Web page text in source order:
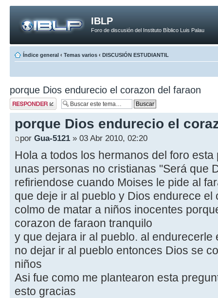
IBLP
Foro de discusión del Instituto Bíblico Luis Palau
Índice general ‹ Temas varios ‹ DISCUSIÓN ESTUDIANTIL
porque Dios endurecio el corazon del faraon
Publicar una
respuesta
porque Dios endurecio el
por Gua-5121 » 03 Abr 2010, 02:20
Hola a todos los hermanos del foro
unas personas no cristianas "Será que
refiriendose cuando Moises le pide al
que deje ir al pueblo y Dios endurece
colmo de matar a niños inocentes
corazon de faraon tranquilo
y que dejara ir al pueblo. al
no dejar ir al pueblo entonces Dios se
niños
Asi fue como me plantearon esta
esto gracias